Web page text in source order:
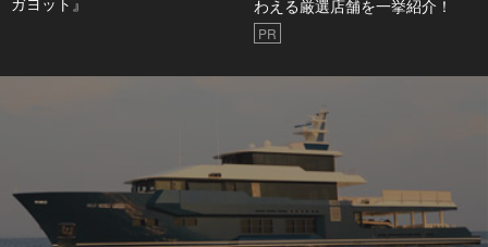
わえる厳選店舗を一挙紹介！
PR